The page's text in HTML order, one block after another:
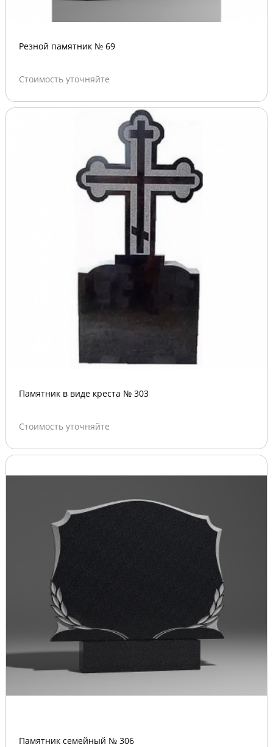
Резной памятник № 69
Стоимость уточняйте
Памятник в виде креста № 303
Стоимость уточняйте
Памятник семейный № 306